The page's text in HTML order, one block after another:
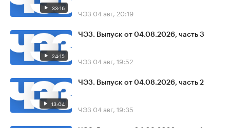
33:16 ЧЭЗ 04 авг, 20:19
24:15
ЧЭЗ. Выпуск от 04.08.2026, часть 3
ЧЭЗ 04 авг, 19:52
13:04
ЧЭЗ. Выпуск от 04.08.2026, часть 2
ЧЭЗ 04 авг, 19:35